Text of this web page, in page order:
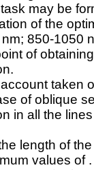
may be
of the
850-1050
of
taken
of oblique
in all the
length of
values of